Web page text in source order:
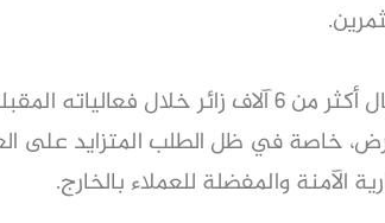
الآمنة والمفضلة للعملاء بالخارج.